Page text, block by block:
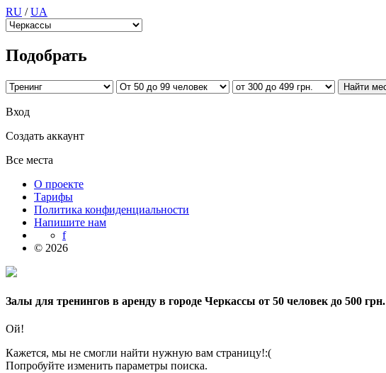
RU /UA
Подобрать
Вход
Создать аккаунт
Все места
О проекте
Тарифы
Политика конфиденциальности
Напишите нам
f
© 2026
Залы для тренингов в аренду в городе Черкассы от 50 человек до 500 грн.
Ой!
Кажется, мы не смогли найти нужную вам страницу!:(
Попробуйте изменить параметры поиска.